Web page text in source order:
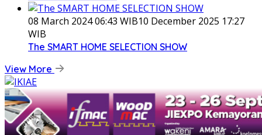
08 March 2024 06:43 WIB10 December 2025 17:27
WIB
The SMART HOME SELECTION SHOW
View More